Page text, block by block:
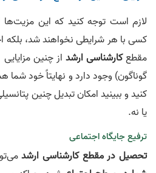
لازم است توجه کنید که این
کسی با هر شرایطی نخواهند شد، بلکه
مقطعکارشناسی ارشد از چنین
گوناگون) وجود دارد و نهایتاً خود شما
کنید و ببینید امکان تبدیل چنین
یا نه.
ترفیع جایگاه اجتماعی
تحصیل در مقطع کارشناسی ارشد